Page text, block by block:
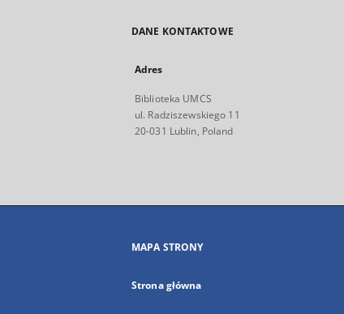
DANE KONTAKTOWE
Adres
Biblioteka UMCS
ul. Radziszewskiego 11
20-031 Lublin, Poland
MAPA STRONY
Strona główna